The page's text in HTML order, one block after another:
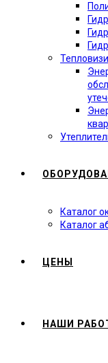
Каталог
Каталог
ЦЕНЫ
НАШИ